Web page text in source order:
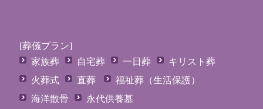
[葬儀プラン]
家族葬
自宅葬 一日葬
キリスト葬
火葬式
直葬
福祉葬（生活保護）
海洋散骨
永代供養墓